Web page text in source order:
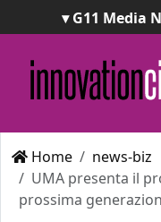
▾ G11 Media
ImpresaCity |
Awards
Italian
Home
news-biz
UMA presenta il
prossima